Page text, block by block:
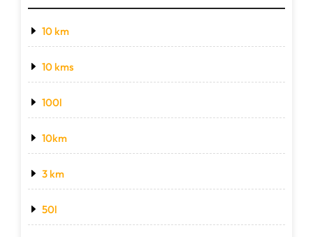
10 km
10 kms
100l
10km
3 km
50l